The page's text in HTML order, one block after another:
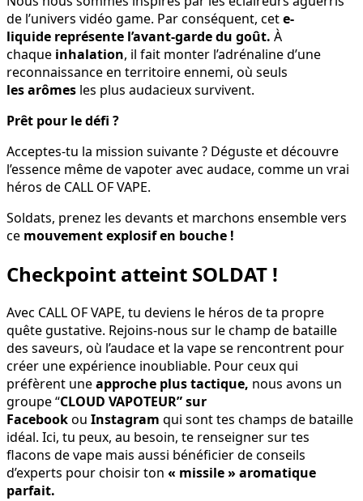
de l’univers vidéo game. Par conséquent, cete-
liquide représente l’avant-garde du goût. À
chaque inhalation, il fait monter l’adrénaline d’une
reconnaissance en territoire ennemi, où seuls
les arômes les plus audacieux survivent.
Prêt pour le défi ?
Acceptes-tu la mission suivante ? Déguste et découvre
l’essence même de vapoter avec audace, comme un vrai
héros de CALL OF VAPE.
Soldats, prenez les devants et marchons ensemble vers
ce mouvement explosif en bouche !
Checkpoint atteint SOLDAT !
Avec CALL OF VAPE, tu deviens le héros de ta propre
quête gustative. Rejoins-nous sur le champ de bataille
des saveurs, où l’audace et la vape se rencontrent pour
créer une expérience inoubliable. Pour ceux qui
préfèrent uneapproche plus tactique, nous avons un
groupe “CLOUD VAPOTEUR” sur
Facebookou Instagram qui sont tes champs de bataille
idéal. Ici, tu peux, au besoin, te renseigner sur tes
flacons de vape mais aussi bénéficier de conseils
d’experts pour choisir ton « missile » aromatique
parfait.